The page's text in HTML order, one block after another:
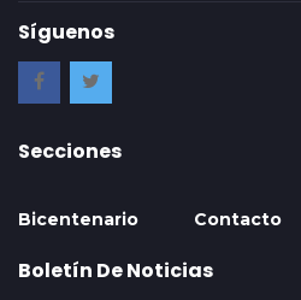
Síguenos
Secciones
Bicentenario Contacto
Boletín De Noticias